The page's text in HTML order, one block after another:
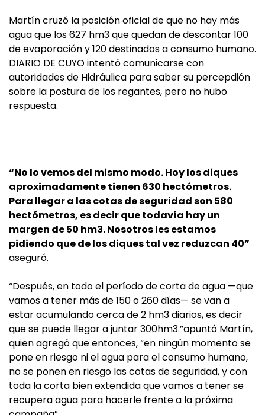
Martín cruzó la posición oficial de que no hay más
agua que los 627 hm3 que quedan de descontar 100
de evaporación y 120 destinados a consumo humano.
DIARIO DE CUYO intentó comunicarse con
autoridades de Hidráulica para saber su percepdión
sobre la postura de los regantes, pero no hubo
respuesta.
“No lo vemos del mismo modo. Hoy los diques
aproximadamente tienen 630 hectómetros.
Para llegar a las cotas de seguridad son 580
hectómetros, es decir que todavía hay un
margen de 50 hm3. Nosotros les estamos
pidiendo que de los diques tal vez reduzcan 40”
aseguró.
“Después, en todo el período de corta de agua —que
vamos a tener más de 150 o 260 días— se van a
estar acumulando cerca de 2 hm3 diarios, es decir
que se puede llegar a juntar 300hm3.”apuntó Martín,
quien agregó que entonces, “en ningún momento se
pone en riesgo ni el agua para el consumo humano,
no se ponen en riesgo las cotas de seguridad, y con
toda la corta bien extendida que vamos a tener se
recupera agua para hacerle frente a la próxima